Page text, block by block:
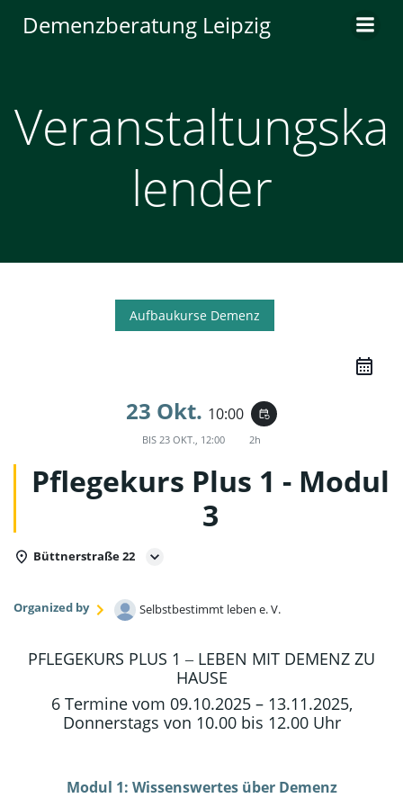
Inhalt
Demenzberatung Leipzig
Veranstaltungska
lender
Aufbaukurse Demenz
23 Okt. 10:00 event_repeat
BIS 23 OKT., 12:00 2h
Pflegekurs Plus 1 - Modul
3
Büttnerstraße 22
Organized by Selbstbestimmt leben e. V.
PFLEGEKURS PLUS 1 ‒ LEBEN MIT DEMENZ ZU
HAUSE
6 Termine vom 09.10.2025 – 13.11.2025,
Donnerstags von 10.00 bis 12.00 Uhr
Modul 1: Wissenswertes über Demenz